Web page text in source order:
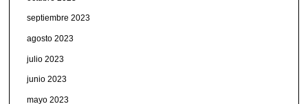
septiembre 2023
agosto 2023
julio 2023
junio 2023
mayo 2023